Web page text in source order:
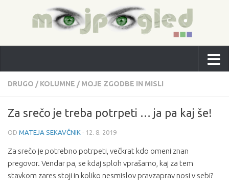
DRUGO / KOLUMNE / MOJE ZGODBE IN MISLI
Za srečo je treba potrpeti … ja pa kaj še!
OD MATEJA SEKAVČNIK · 12. 8. 2019
Za srečo je potrebno potrpeti, večkrat kdo omeni znan
pregovor. Vendar pa, se kdaj sploh vprašamo, kaj za tem
stavkom zares stoji in koliko nesmislov pravzaprav nosi v sebi?